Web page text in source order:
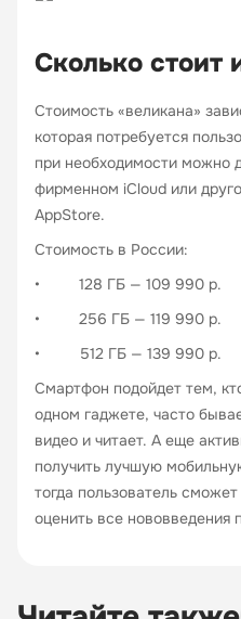
Сколько стоит
Стоимость «великана»
которая потребуется
при необходимости можно
фирменном iCloud или
AppStore.
Стоимость в России:
• 128 ГБ — 109 990 р.
• 256 ГБ — 119 990 р.
• 512 ГБ — 139 990 р.
Смартфон подойдет тем,
одном гаджете, часто
видео и читает. А еще
получить лучшую
тогда пользователь
оценить все нововведения